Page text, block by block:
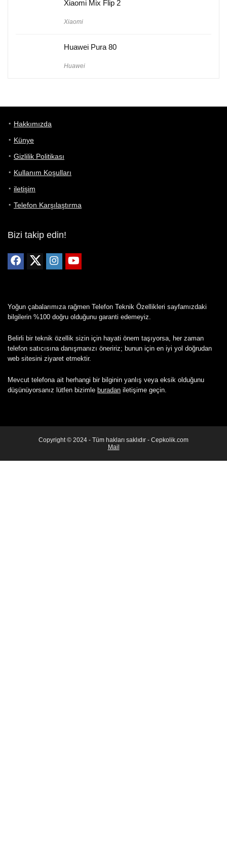
Xiaomi Mix Flip 2
Xiaomi
Huawei Pura 80
Huawei
Hakkımızda
Künye
Gizlilik Politikası
Kullanım Koşulları
iletişim
Telefon Karşılaştırma
Bizi takip edin!
Yoğun çabalarımıza rağmen Telefon Teknik Özellikleri sayfamızdaki
bilgilerin %100 doğru olduğunu garanti edemeyiz.
Belirli bir teknik özellik sizin için hayati önem taşıyorsa, her zaman
telefon satıcısına danışmanızı öneririz; bunun için en iyi yol doğrudan
web sitesini ziyaret etmektir.
Mevcut telefona ait herhangi bir bilginin yanlış veya eksik olduğunu
düşünüyorsanız lütfen bizimle buradan iletişime geçin.
Copyright © 2024 - Tüm hakları saklıdır - Cepkolik.com
Mail